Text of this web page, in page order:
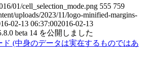
01/cell_selection_mode.png 555 759
uploads/2023/11/logo-minified-margins-
02-13 06:37:002016-02-13
beta 14 を公開しました